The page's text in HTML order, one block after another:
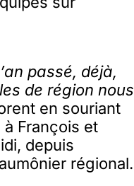
passé, déjà,
de région nous
en souriant
François et
depuis
régional.